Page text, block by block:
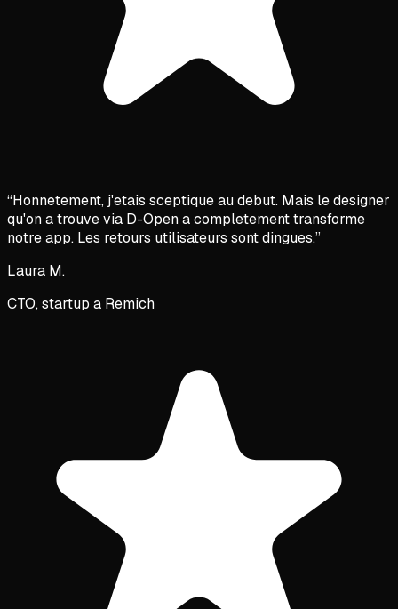
“Honnetement, j'etais sceptique au debut. Mais le designer
qu'on a trouve via D-Open a completement transforme
notre app. Les retours utilisateurs sont dingues.”
Laura M.
CTO, startup a Remich